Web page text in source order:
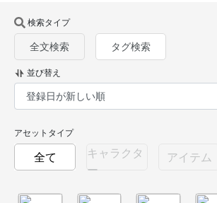
検索タイプ
全文検索 タグ検索
並び替え
アセットタイプ
全て
キャラクタ
ー
アイテム